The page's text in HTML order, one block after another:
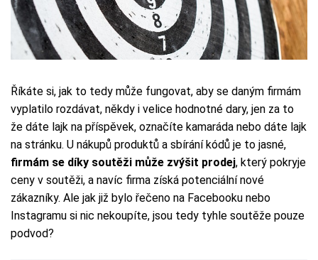
Říkáte si, jak to tedy může fungovat, aby se daným firmám
vyplatilo rozdávat, někdy i velice hodnotné dary, jen za to
že dáte lajk na příspěvek, označíte kamaráda nebo dáte lajk
na stránku. U nákupů produktů a sbírání kódů je to jasné,
firmám se díky soutěži může zvýšit prodej, který pokryje
ceny v soutěži, a navíc firma získá potenciální nové
zákazníky. Ale jak již bylo řečeno na Facebooku nebo
Instagramu si nic nekoupíte, jsou tedy tyhle soutěže pouze
podvod?